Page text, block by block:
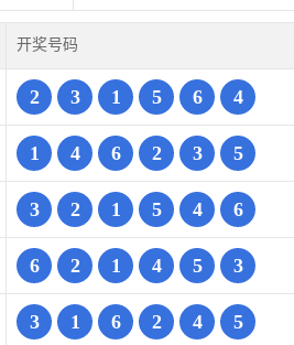
开奖号码
2 3 1 5 6 4
1 4 6 2 3 5
3 2 1 5 4 6
6 2 1 4 5 3
3 1 6 2 4 5